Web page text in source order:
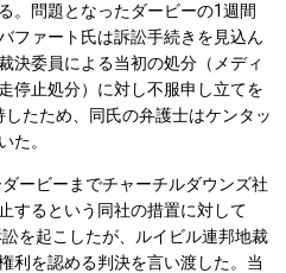
。問題となったダービーの1週間
ファート氏は訴訟手続きを見込ん
決委員による当初の処分（メディ
停止処分）に対し不服申し立てを
たため、同氏の弁護士はケンタッ
た。
ービーまでチャーチルダウンズ社
するという同社の措置に対して
を起こしたが、ルイビル連邦地裁
利を認める判決を言い渡した。当